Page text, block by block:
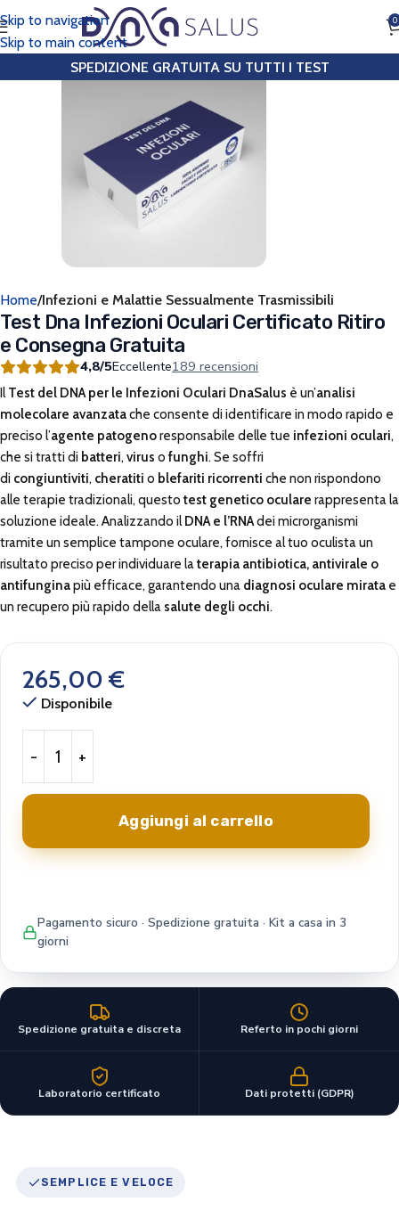
Skip to navigation
Skip to main content
0
SPEDIZIONE GRATUITA SU TUTTI I TEST
Home Infezioni e Malattie Sessualmente Trasmissibili
Test Dna Infezioni Oculari Certificato Ritiro
e Consegna Gratuita
4,8/5Eccellente189 recensioni
IlTest del DNA per le Infezioni Oculari DnaSalus è un’analisi
molecolare avanzatache consente di identificare in modo rapido e
preciso l’agente patogenoresponsabile delle tue infezioni oculari,
che si tratti di batteri, virus o funghi. Se soffri
di congiuntiviti, cheratiti o blefariti ricorrenti che non rispondono
alle terapie tradizionali, questo test genetico oculare rappresenta la
soluzione ideale. Analizzando ilDNA e l’RNAdei microrganismi
tramite un semplice tampone oculare, fornisce al tuo oculista un
risultato preciso per individuare laterapia antibiotica, antivirale o
antifunginapiù efficace, garantendo una diagnosi oculare mirata e
un recupero più rapido della salute degli occhi.
265,00 €
Disponibile
Aggiungi al carrello
Pagamento sicuro · Spedizione gratuita · Kit a casa in 3
giorni
Spedizione gratuita e discreta Referto in pochi giorni
Laboratorio certificato Dati protetti (GDPR)
SEMPLICE E VELOCE